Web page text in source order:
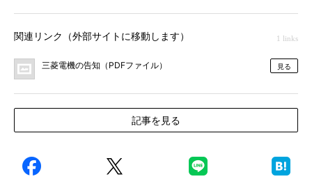
関連リンク（外部サイトに移動します） 1 links
三菱電機の告知（PDFファイル） 見る
記事を見る